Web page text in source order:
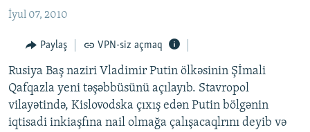
qayıt
#ƏSLINDƏ
FƏRQƏ BAX
QANUNI DOĞRU
ARAŞDIRMA
MULTIMEDIA
İyul 07, 2010
Paylaş VPN-siz açmaq
Rusiya Baş naziri Vladimir Putin ölkəsinin Şİmali
Qafqazla yeni təşəbbüsünü açılayıb. Stavropol
vilayətində, Kislovodska çıxış edən Putin bölgənin
iqtisadi inkiaşfına nail olmağa çalışacaqlrını deyib və